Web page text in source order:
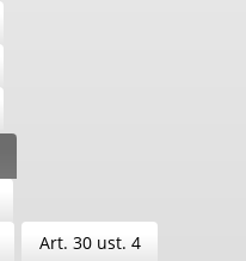
Art. 30 ust. 4